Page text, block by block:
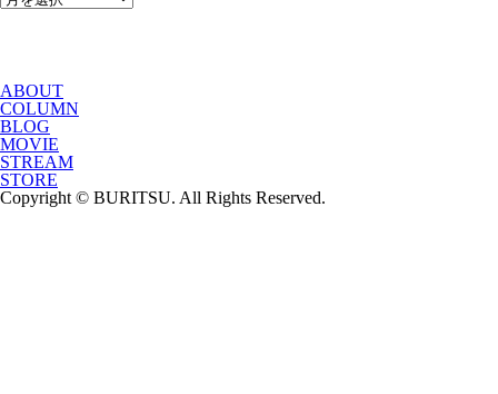
ABOUT
COLUMN
BLOG
MOVIE
STREAM
STORE
Copyright © BURITSU. All Rights Reserved.